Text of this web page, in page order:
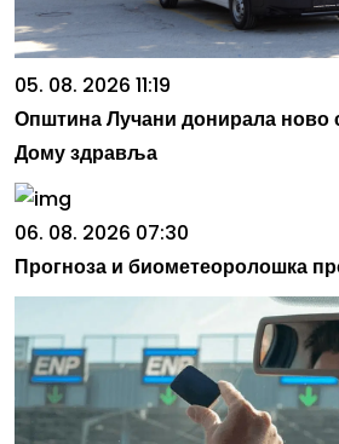
05. 08. 2026 11:19
Општина Лучани донирала ново
Дому здравља
06. 08. 2026 07:30
Прогноза и биометеоролошка